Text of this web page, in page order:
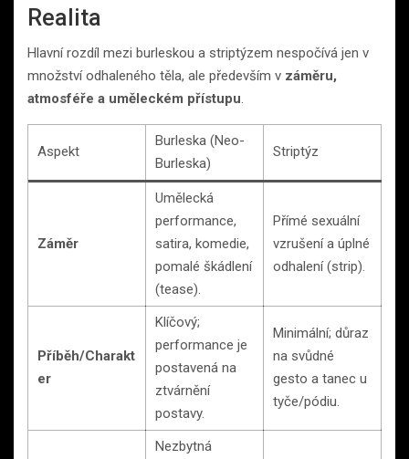
Realita
Hlavní rozdíl mezi burleskou a striptýzem nespočívá jen v
množství odhaleného těla, ale především v záměru,
atmosféře a uměleckém přístupu.
Aspekt
Burleska (Neo-
Burleska)
Striptýz
Záměr
Umělecká
performance,
satira, komedie,
pomalé škádlení
(tease).
Přímé sexuální
vzrušení a úplné
odhalení (strip).
Příběh/Charakt
er
Klíčový;
performance je
postavená na
ztvárnění
postavy.
Minimální; důraz
na svůdné
gesto a tanec u
tyče/pódiu.
Nezbytná